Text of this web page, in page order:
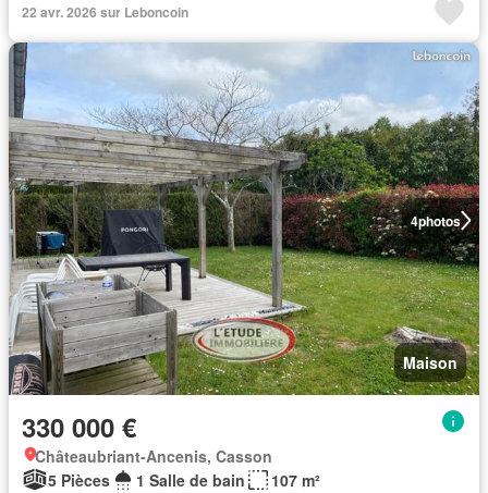
22 avr. 2026 sur Leboncoin
4photos
Maison
330 000 €
Châteaubriant-Ancenis, Casson
5 Pièces
1 Salle de bain
107 m²